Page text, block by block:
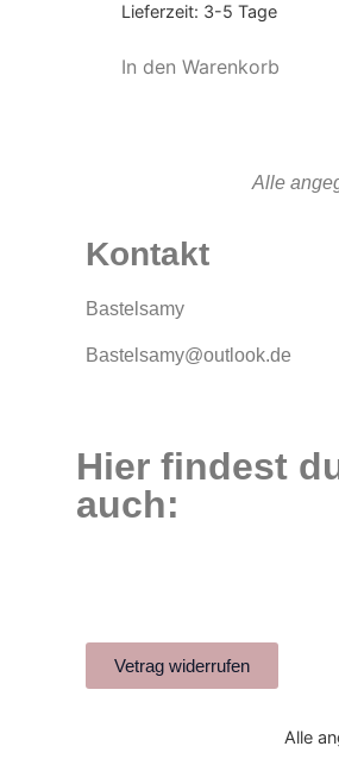
Lieferzeit: 3-5 Tage
In den Warenkorb
Alle
Kontakt
Bastelsamy
Bastelsamy@outlook.de
Hier findest
auch:
Vetrag widerrufen
Alle